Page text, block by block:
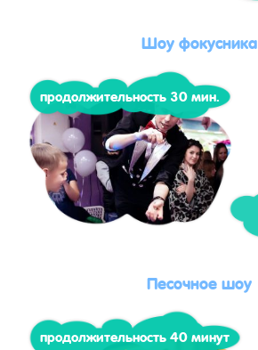
Шоу фокусника
продолжительность 30 мин.
Песочное шоу
продолжительность 40 минут